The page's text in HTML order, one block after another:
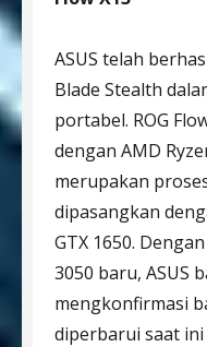
ASUS telah
Blade Stealth
portabel. ROG
dengan AMD
merupakan
dipasangkan
GTX 1650.
3050 baru, ASUS
mengkonfirmasi
diperbarui saat